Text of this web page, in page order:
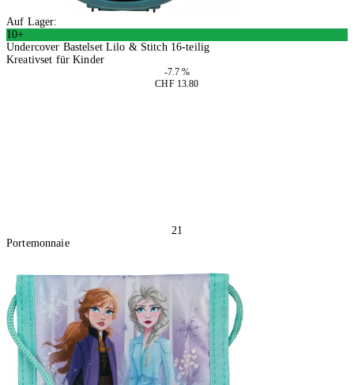
Auf Lager:
10+
Undercover Bastelset Lilo & Stitch 16-teilig
Kreativset für Kinder
-7.7 %
CHF 13.80
21
Portemonnaie